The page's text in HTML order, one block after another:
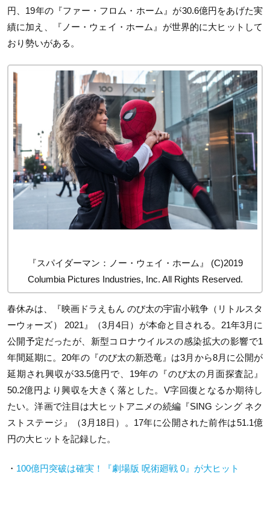
円、19年の『ファー・フロム・ホーム』が30.6億円をあげた実
績に加え、『ノー・ウェイ・ホーム』が世界的に大ヒットして
おり勢いがある。
『スパイダーマン：ノー・ウェイ・ホーム』 (C)2019
Columbia Pictures Industries, Inc. All Rights Reserved.
春休みは、『映画ドラえもん のび太の宇宙小戦争（リトルスタ
ーウォーズ） 2021』（3月4日）が本命と目される。21年3月に
公開予定だったが、新型コロナウイルスの感染拡大の影響で1
年間延期に。20年の『のび太の新恐竜』は3月から8月に公開が
延期され興収が33.5億円で、19年の『のび太の月面探査記』
50.2億円より興収を大きく落とした。V字回復となるか期待し
たい。洋画で注目は大ヒットアニメの続編『SING シング ネク
ストステージ』（3月18日）。17年に公開された前作は51.1億
円の大ヒットを記録した。
・ 100億円突破は確実！『劇場版 呪術廻戦 0』が大ヒット